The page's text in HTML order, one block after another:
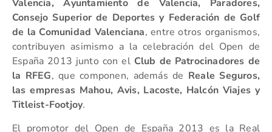
Valencia, Ayuntamiento de Valencia, Paradores,
Consejo Superior de Deportes y Federación de Golf
de la Comunidad Valenciana, entre otros organismos,
contribuyen asimismo a la celebración del Open de
España 2013 junto con el Club de Patrocinadores de
la RFEG, que componen, además de Reale Seguros,
las empresas Mahou, Avis, Lacoste, Halcón Viajes y
Titleist-Footjoy.
El promotor del Open de España 2013 es la Real